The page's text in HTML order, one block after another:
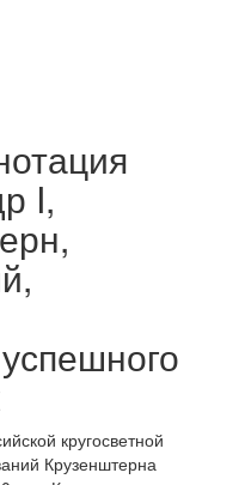
I,
кругосветной
Крузенштерна